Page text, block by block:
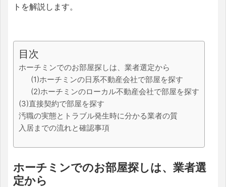
トを解説します。
目次
ホーチミンでのお部屋探しは、業者選定から
(1)ホーチミンの日系不動産会社で部屋を探す
(2)ホーチミンのローカル不動産会社で部屋を探す
(3)直接契約で部屋を探す
汚職の実態とトラブル発生時に分かる業者の質
入居までの流れと確認事項
ホーチミンでのお部屋探しは、業者選
定から